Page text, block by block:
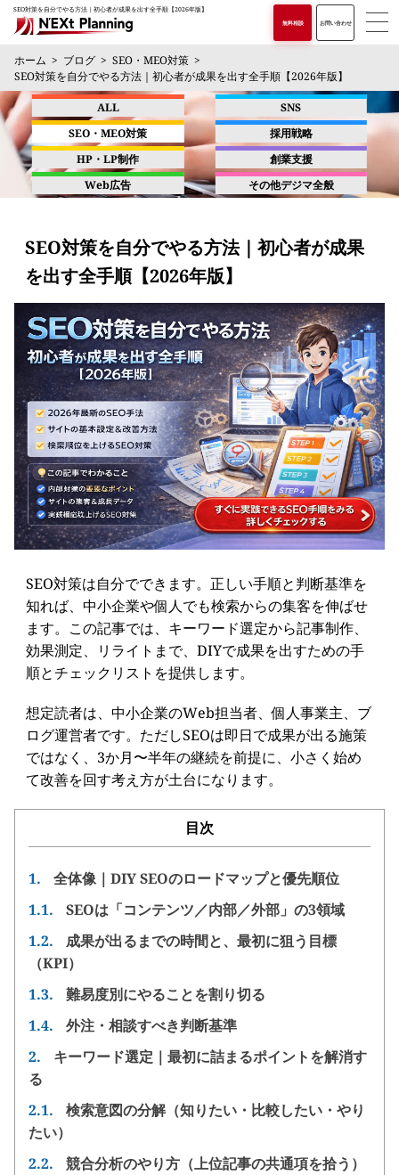
SEO対策を自分でやる方法｜初心者が成果を出す全手順【2026年版】
無料相談 お問い合わせ
ホーム ブログ
SEO・MEO対策
SEO対策を自分でやる方法｜初心者が成果を出す全手順【2026年版】
ALL
SEO・MEO対策
HP・LP制作
Web広告
SNS
採用戦略
創業支援
その他デジマ全般
SEO対策を自分でやる方法｜初心者が成果
を出す全手順【2026年版】
SEO対策は自分でできます。正しい手順と判断基準を
知れば、中小企業や個人でも検索からの集客を伸ばせ
ます。この記事では、キーワード選定から記事制作、
効果測定、リライトまで、DIYで成果を出すための手
順とチェックリストを提供します。
想定読者は、中小企業のWeb担当者、個人事業主、ブ
ログ運営者です。ただしSEOは即日で成果が出る施策
ではなく、3か月〜半年の継続を前提に、小さく始め
て改善を回す考え方が土台になります。
目次
1.
全体像｜DIY SEOのロードマップと優先順位
1.1.
SEOは「コンテンツ／内部／外部」の3領域
1.2.
成果が出るまでの時間と、最初に狙う目標
（KPI）
1.3.
難易度別にやることを割り切る
1.4.
外注・相談すべき判断基準
2.
キーワード選定｜最初に詰まるポイントを解消す
る
2.1.
検索意図の分解（知りたい・比較したい・やり
たい）
2.2.
競合分析のやり方（上位記事の共通項を拾う）